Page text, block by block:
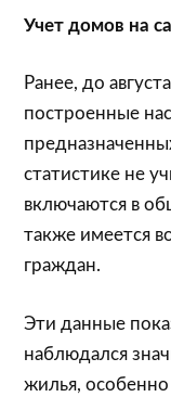
Учет домов на
Ранее, до
построенные
статистике не
включаются в
также имеется
граждан.
Эти данные
наблюдался
жилья,